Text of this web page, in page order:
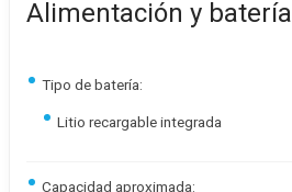
Alimentación y batería
Tipo de batería:
Litio recargable integrada
Capacidad aproximada: